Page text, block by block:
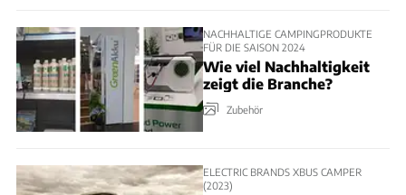
NACHHALTIGE CAMPINGPRODUKTE
FÜR DIE SAISON 2024
Wie viel Nachhaltigkeit
zeigt die Branche?
Zubehör
ELECTRIC BRANDS XBUS CAMPER
(2023)